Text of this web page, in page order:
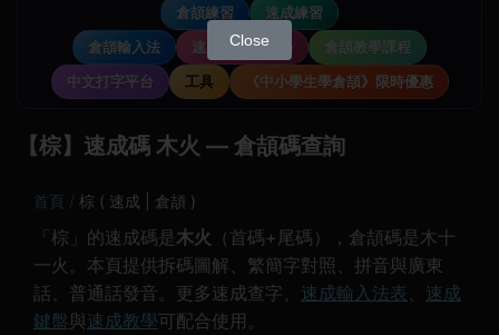
倉頡練習
速成練習
倉頡輸入法
速成輸入法教學
倉頡教學課程
中文打字平台
工具 《中小學生學倉頡》限時優惠
【棕】速成碼 木火 — 倉頡碼查詢
首頁 棕 ( 速成 | 倉頡 )
「棕」的速成碼是 木火 （首碼+尾碼），倉頡碼是木十
一火。本頁提供拆碼圖解、繁簡字對照、拼音與廣東
話、普通話發音。更多速成查字、 速成輸入法表、 速成
鍵盤與速成教學可配合使用。
Close